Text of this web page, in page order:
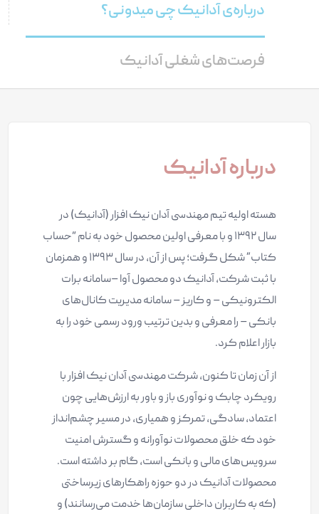
درباره‌ی آدانیک چی میدونی؟
فرصت‌های شغلی آدانیک
درباره آدانیک
هسته اولیه تیم مهندسی آدان نیک افزار (آدانیک) در
سال ۱۳۹۲ و با معرفی اولین محصول خود به نام “حساب
کتاب” شکل گرفت؛ پس از آن، در سال ۱۳۹۳ و همزمان
با ثبت شرکت، آدانیک دو محصول آوا –سامانه برات
الکترونیکی – و کاریز – سامانه مدیریت کانال‌های
بانکی – را معرفی و بدین ترتیب ورود رسمی خود را به
بازار اعلام کرد.
از آن زمان تا کنون، شرکت مهندسی آدان نیک افزار با
رویکرد چابک و نوآوری باز و باور به ارزش‌هایی چون
اعتماد، سادگی، تمرکز و همیاری، در مسیر چشم‌انداز
خود که خلق محصولات نوآورانه و گسترش امنیت
سرویس‌های مالی و بانکی است، گام بر داشته است.
محصولات آدانیک در دو حوزه راهکارهای زیرساختی
(که به کاربران داخلی سازمان‌ها خدمت می‌رسانند) و